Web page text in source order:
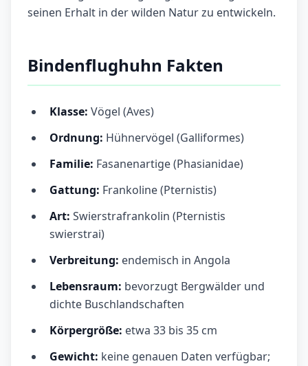
seinen Erhalt in der wilden Natur zu entwickeln.
Bindenflughuhn Fakten
Klasse: Vögel (Aves)
Ordnung: Hühnervögel (Galliformes)
Familie: Fasanenartige (Phasianidae)
Gattung: Frankoline (Pternistis)
Art: Swierstrafrankolin (Pternistis
swierstrai)
Verbreitung: endemisch in Angola
Lebensraum: bevorzugt Bergwälder und
dichte Buschlandschaften
Körpergröße: etwa 33 bis 35 cm
Gewicht: keine genauen Daten verfügbar;